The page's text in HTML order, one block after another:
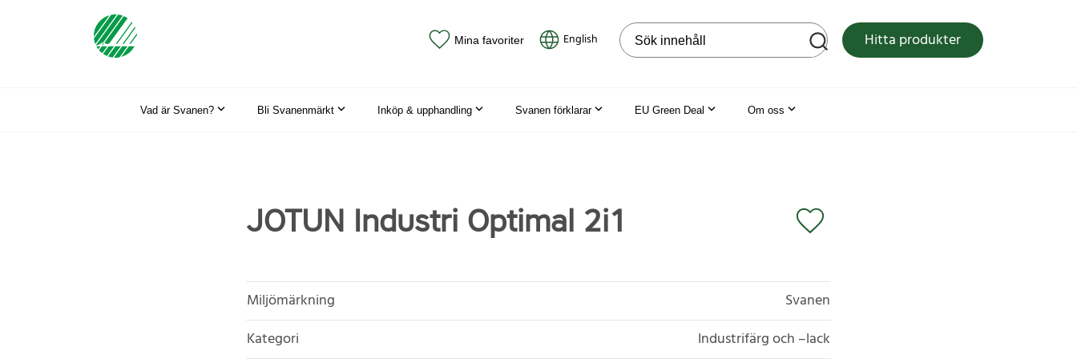
Mina favoriter English Sök på webbplatsen Hitta produkter
Vad är Svanen? Bli Svanenmärkt Inköp & upphandling Svanen förklarar EU Green Deal Om oss
JOTUN Industri Optimal 2i1
Miljömärkning
Svanen
Kategori
Industrifärg och –lack